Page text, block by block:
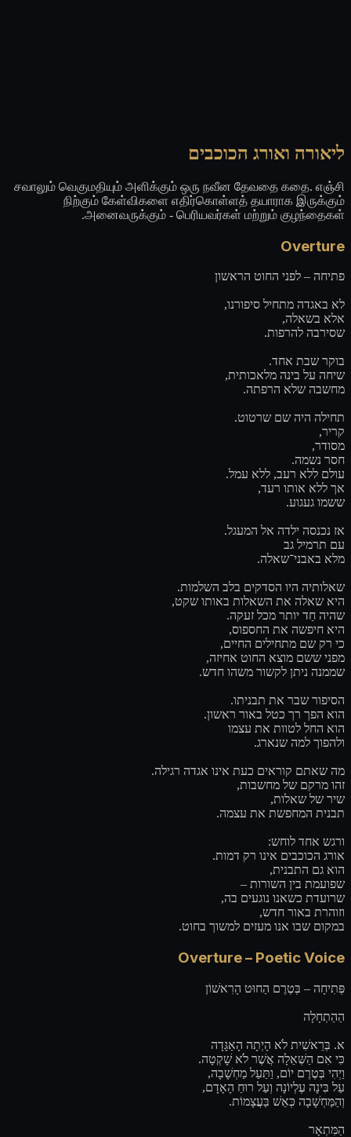
ליאורה ואורג הכוכבים
சவாலும் வெகுமதியும் அளிக்கும் ஒரு நவீன தேவதை கதை. எஞ்சி
நிற்கும் கேள்விகளை எதிர்கொள்ளத் தயாராக இருக்கும்
அனைவருக்கும் - பெரியவர்கள் மற்றும் குழந்தைகள்.
Overture
פתיחה – לפני החוט הראשון
לא באגדה מתחיל סיפורנו,
אלא בשאלה,
שסירבה להרפות.
בוקר שבת אחד.
שיחה על בינה מלאכותית,
מחשבה שלא הרפתה.
תחילה היה שם שרטוט.
קריר,
מסודר,
חסר נשמה.
עולם ללא רעב, ללא עמל.
אך ללא אותו רעד,
ששמו געגוע.
אז נכנסה ילדה אל המעגל.
עם תרמיל גב
מלא באבני־שאלה.
שאלותיה היו הסדקים בלב השלמות.
היא שאלה את השאלות באותו שקט,
שהיה חַד יותר מכל זעקה.
היא חיפשה את החספוס,
כי רק שם מתחילים החיים,
מפני ששם מוצא החוט אחיזה,
שממנה ניתן לקשור משהו חדש.
הסיפור שבר את תבניתו.
הוא הפך רך כטל באור ראשון.
הוא החל לטוות את עצמו
ולהפוך למה שנארג.
מה שאתם קוראים כעת אינו אגדה רגילה.
זהו מרקם של מחשבות,
שיר של שאלות,
תבנית המחפשת את עצמה.
ורגש אחד לוחש:
אורג הכוכבים אינו רק דמות.
הוא גם התבנית,
שפועמת בין השורות –
שרועדת כשאנו נוגעים בה,
וזוהרת באור חדש,
במקום שבו אנו מעזים למשוך בחוט.
Overture – Poetic Voice
פְּתִיחָה – בְּטֶרֶם הַחוּט הָרִאשׁוֹן
הַהַתְחָלָה
א. בְּרֵאשִׁית לֹא הָיְתָה הָאַגָּדָה
כִּי אִם הַשְּׁאֵלָה אֲשֶׁר לֹא שָׁקְטָה.
וַיְהִי בְּטֶרֶם יוֹם, וַתַּעַל מַחְשָׁבָה,
עַל בִּינָה עֶלְיוֹנָה וְעַל רוּחַ הָאָדָם,
וְהַמַּחְשָׁבָה כְּאֵשׁ בַּעֲצָמוֹת.
הַמִּתְאָר